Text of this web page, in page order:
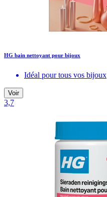
HG bain nettoyant pour bijoux
Idéal pour tous vos bijoux
Voir
3,7